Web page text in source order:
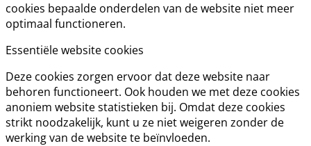
cookies bepaalde onderdelen van de website niet meer
optimaal functioneren.
Essentiële website cookies
Deze cookies zorgen ervoor dat deze website naar
behoren functioneert. Ook houden we met deze cookies
anoniem website statistieken bij. Omdat deze cookies
strikt noodzakelijk, kunt u ze niet weigeren zonder de
werking van de website te beïnvloeden.